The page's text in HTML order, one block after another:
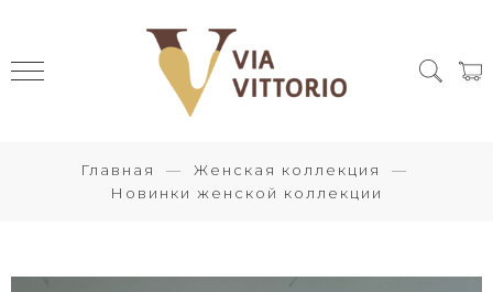
Главная
Женская коллекция
Новинки женской коллекции